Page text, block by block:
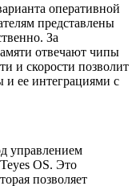
оперативной
представлены
За
отвечают чипы
и скорости позволит
и ее интеграциями с
управлением
OS. Это
позволяет